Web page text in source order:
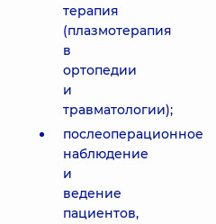
терапия
(плазмотерапия
в
ортопедии
и
травматологии);
послеоперационное
наблюдение
и
ведение
пациентов,